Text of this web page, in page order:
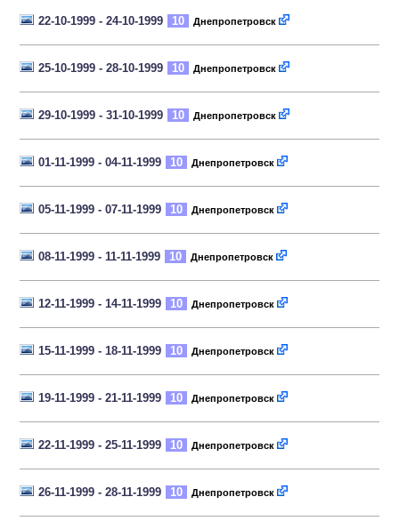
22-10-1999 - 24-10-1999 10 Днепропетровск
25-10-1999 - 28-10-1999 10 Днепропетровск
29-10-1999 - 31-10-1999 10 Днепропетровск
01-11-1999 - 04-11-1999 10 Днепропетровск
05-11-1999 - 07-11-1999 10 Днепропетровск
08-11-1999 - 11-11-1999 10 Днепропетровск
12-11-1999 - 14-11-1999 10 Днепропетровск
15-11-1999 - 18-11-1999 10 Днепропетровск
19-11-1999 - 21-11-1999 10 Днепропетровск
22-11-1999 - 25-11-1999 10 Днепропетровск
26-11-1999 - 28-11-1999 10 Днепропетровск